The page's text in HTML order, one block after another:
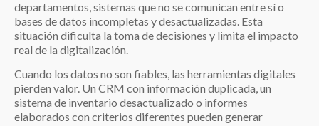
departamentos, sistemas que no se comunican entre sí o
bases de datos incompletas y desactualizadas. Esta
situación dificulta la toma de decisiones y limita el impacto
real de la digitalización.
Cuando los datos no son fiables, las herramientas digitales
pierden valor. Un CRM con información duplicada, un
sistema de inventario desactualizado o informes
elaborados con criterios diferentes pueden generar